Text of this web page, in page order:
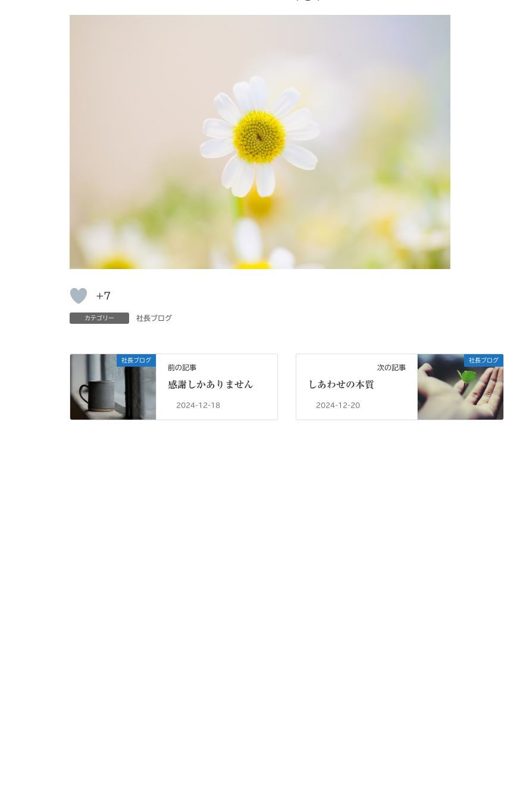
+7
カテゴリー 社長ブログ
社長ブログ
前の記事
感謝しかありません
2024-12-18
社長ブログ
次の記事
しあわせの本質
2024-12-20